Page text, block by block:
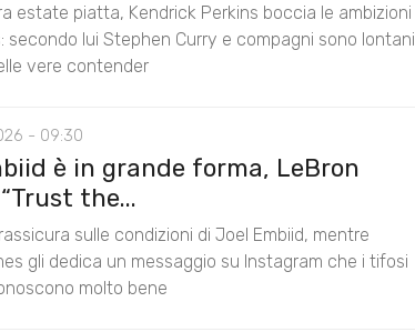
estate piatta, Kendrick Perkins boccia le ambizioni
secondo lui Stephen Curry e compagni sono lontani
vere contender
- 09:30
è in grande forma, LeBron
the...
sulle condizioni di Joel Embiid, mentre
gli dedica un messaggio su Instagram che i tifosi
molto bene